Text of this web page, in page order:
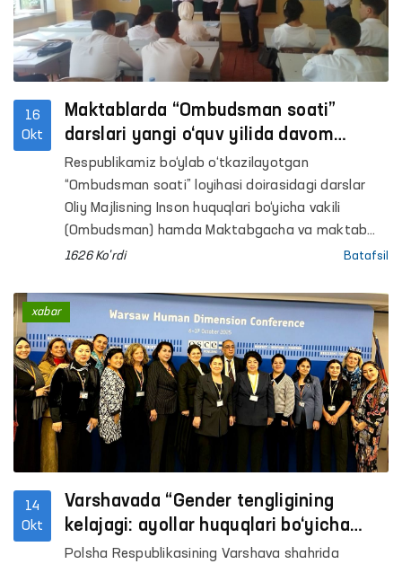
16
Okt
Maktablarda “Ombudsman soati”
darslari yangi o‘quv yilida davom
etmoqda
Respublikamiz bo‘ylab o‘tkazilayotgan
“Ombudsman soati” loyihasi doirasidagi darslar
Oliy Majlisning Inson huquqlari bo‘yicha vakili
(Ombudsman) hamda Maktabgacha va maktab
taʼlimi vazirligi bilan hamkorlikda tashkil etilmoqda.
oshirish, ularni inson huquqlari va erkinliklari
to‘g‘risidagi bilimlar bilan taʼminlashga qaratilgani
bilan ahamiyatlidir.
1626 Ko'rdi Batafsil
14
Okt
Varshavada “Gender tengligining
kelajagi: ayollar huquqlari bo‘yicha
global kun tartibiga O‘zbekistonning
Polsha Respublikasining Varshava shahrida
xabar